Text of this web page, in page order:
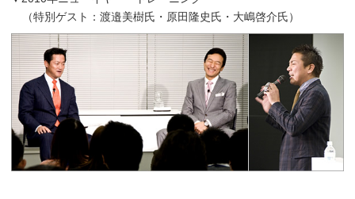
（特別ゲスト：渡邉美樹氏・原田隆史氏・大嶋啓介氏）